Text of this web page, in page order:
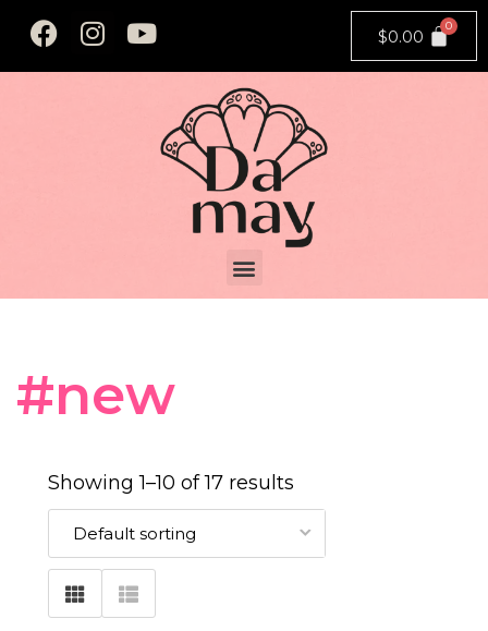
$0.00
#new
Showing 1–10 of 17 results